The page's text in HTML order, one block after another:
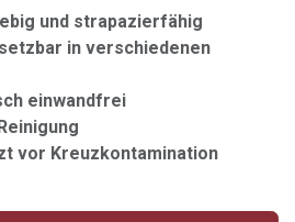
und strapazierfähig
in verschiedenen
einwandfrei
vor Kreuzkontamination